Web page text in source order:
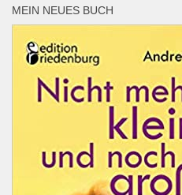
MEIN NEUES BUCH